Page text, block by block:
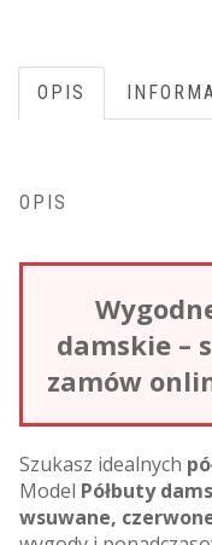
OPIS
OPIS
damskie –
zamów
Szukasz idealnych
Model Półbuty
wsuwane,